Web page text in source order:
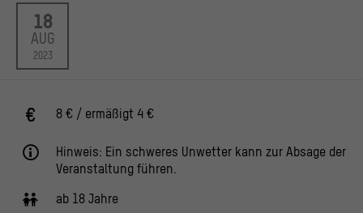
18
AUG
2023
8 € / ermäßigt 4 €
Hinweis: Ein schweres Unwetter kann zur Absage der
Veranstaltung führen.
ab 18 Jahre